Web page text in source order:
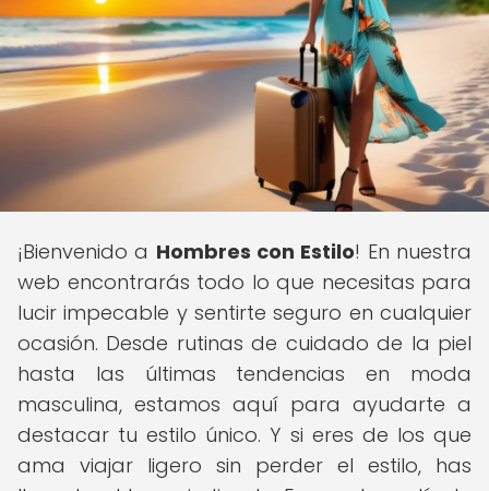
¡Bienvenido a Hombres con Estilo! En nuestra
web encontrarás todo lo que necesitas para
lucir impecable y sentirte seguro en cualquier
ocasión. Desde rutinas de cuidado de la piel
hasta las últimas tendencias en moda
masculina, estamos aquí para ayudarte a
destacar tu estilo único. Y si eres de los que
ama viajar ligero sin perder el estilo, has